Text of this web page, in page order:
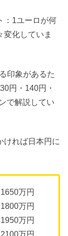
：1ユーロが何
変化していま
印象があるた
円・140円・
で解説してい
ければ日本円に
万円
万円
万円
万円